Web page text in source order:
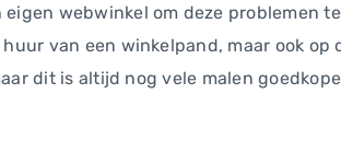
webwinkel om deze problemen
van een winkelpand, maar ook
dit is altijd nog vele malen